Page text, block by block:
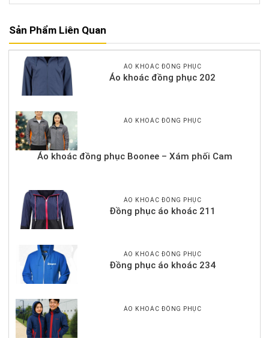
Sản Phẩm Liên Quan
ÁO KHOÁC ĐỒNG PHỤC
Áo khoác đồng phục 202
ÁO KHOÁC ĐỒNG PHỤC
Áo khoác đồng phục Boonee – Xám phối Cam
ÁO KHOÁC ĐỒNG PHỤC
Đồng phục áo khoác 211
ÁO KHOÁC ĐỒNG PHỤC
Đồng phục áo khoác 234
ÁO KHOÁC ĐỒNG PHỤC